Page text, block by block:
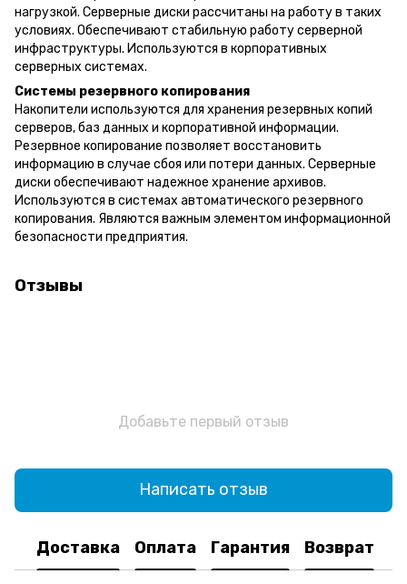
нагрузкой. Серверные диски рассчитаны на работу в таких
условиях. Обеспечивают стабильную работу серверной
инфраструктуры. Используются в корпоративных
серверных системах.
Системы резервного копирования
Накопители используются для хранения резервных копий
серверов, баз данных и корпоративной информации.
Резервное копирование позволяет восстановить
информацию в случае сбоя или потери данных. Серверные
диски обеспечивают надежное хранение архивов.
Используются в системах автоматического резервного
копирования. Являются важным элементом информационной
безопасности предприятия.
Отзывы
Добавьте первый отзыв
Написать отзыв
Доставка Оплата Гарантия Возврат